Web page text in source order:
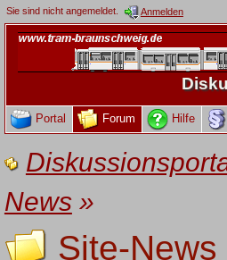
Sie sind nicht angemeldet. Anmelden
Portal Forum Hilfe
News»
Site-News